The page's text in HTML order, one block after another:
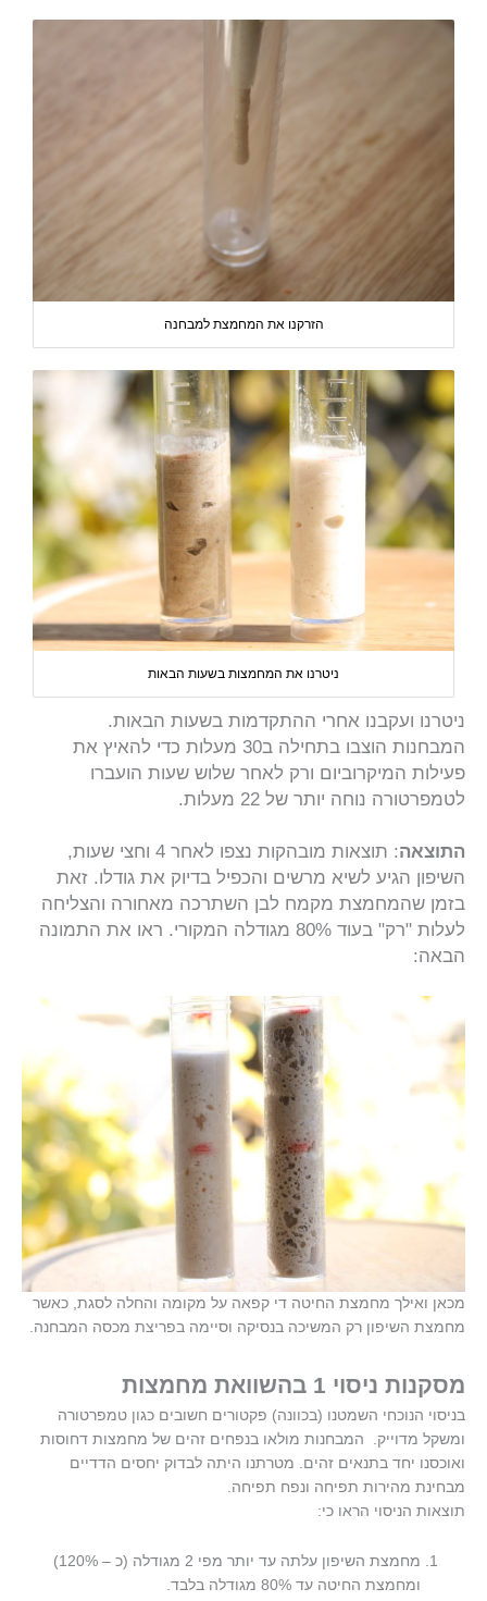
הזרקנו את המחמצת למבחנה
ניטרנו את המחמצות בשעות הבאות
ניטרנו ועקבנו אחרי ההתקדמות בשעות הבאות.
המבחנות הוצבו בתחילה ב30 מעלות כדי להאיץ את
פעילות המיקרוביום ורק לאחר שלוש שעות הועברו
לטמפרטורה נוחה יותר של 22 מעלות.
התוצאה
: תוצאות מובהקות נצפו לאחר 4 וחצי שעות,
השיפון הגיע לשיא מרשים והכפיל בדיוק את גודלו. זאת
בזמן שהמחמצת מקמח לבן השתרכה מאחורה והצליחה
לעלות "רק" בעוד 80% מגודלה המקורי. ראו את התמונה
הבאה:
מכאן ואילך מחמצת החיטה די קפאה על מקומה והחלה לסגת, כאשר
מחמצת השיפון רק המשיכה בנסיקה וסיימה בפריצת מכסה המבחנה.
מסקנות ניסוי 1 בהשוואת מחמצות
בניסוי הנוכחי השמטנו (בכוונה) פקטורים חשובים כגון טמפרטורה
ומשקל מדוייק. המבחנות מולאו בנפחים זהים של מחמצות דחוסות
ואוכסנו יחד בתנאים זהים. מטרתנו היתה לבדוק יחסים הדדיים
מבחינת מהירות תפיחה ונפח תפיחה.
תוצאות הניסוי הראו כי:
מחמצת השיפון עלתה עד יותר מפי 2 מגודלה (כ – 120%)
ומחמצת החיטה עד 80% מגודלה בלבד.